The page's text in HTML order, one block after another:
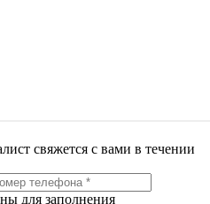
свяжется с вами в течении
для заполнения